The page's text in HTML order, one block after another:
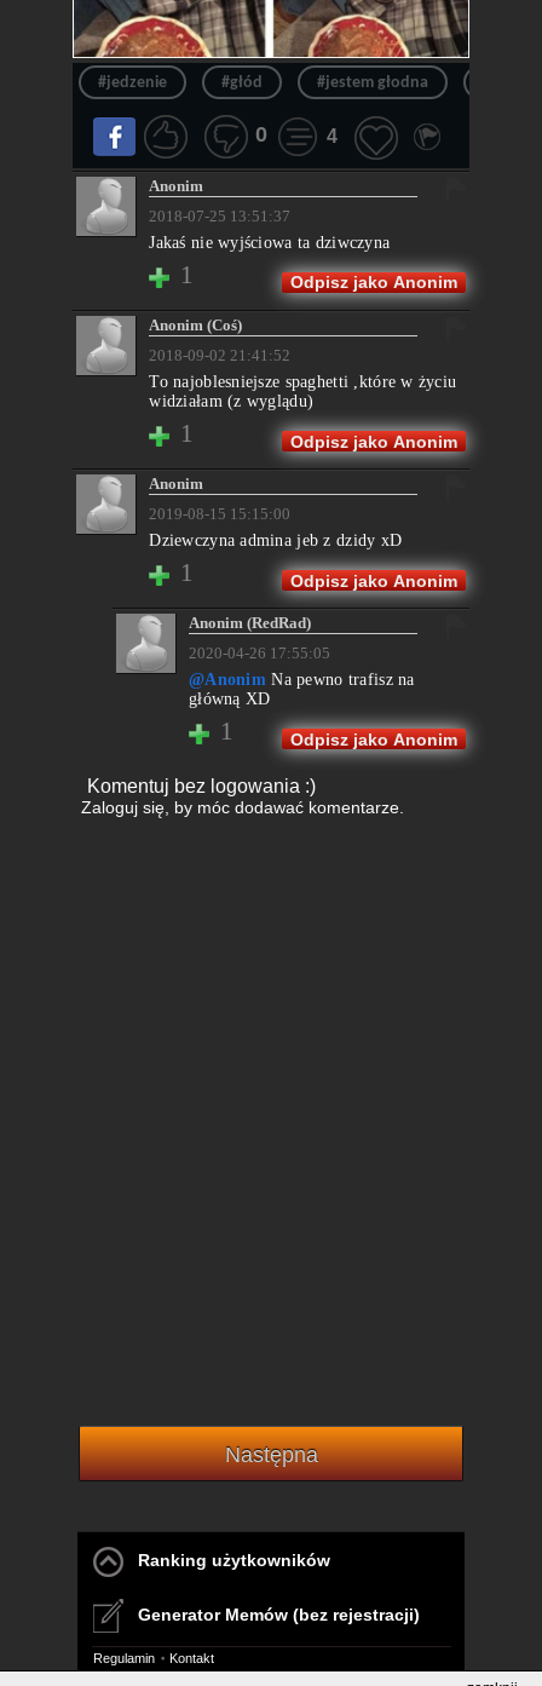
#jedzenie #głód #jestem głodna
0 4
Anonim
2018-07-25 13:51:37
Jakaś nie wyjściowa ta dziwczyna
1 Odpisz jako Anonim
Anonim (Coś)
2018-09-02 21:41:52
To najoblesniejsze spaghetti ,które w życiu
widziałam (z wyglądu)
1 Odpisz jako Anonim
Anonim
2019-08-15 15:15:00
Dziewczyna admina jeb z dzidy xD
1 Odpisz jako Anonim
Anonim (RedRad)
2020-04-26 17:55:05
@Anonim Na pewno trafisz na
główną XD
1 Odpisz jako Anonim
Komentuj bez logowania :)
Zaloguj się, by móc dodawać komentarze.
Następna
Ranking użytkowników
Generator Memów (bez rejestracji)
Regulamin Kontakt